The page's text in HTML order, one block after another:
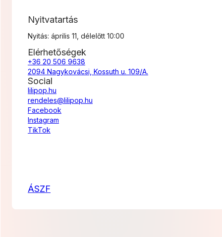
Nyitvatartás
Nyitás: április 11, délelőtt 10:00
Elérhetőségek
+36 20 506 9638
2094 Nagykovácsi, Kossuth u. 109/A.
Social
lilipop.hu
rendeles@lilipop.hu
Facebook
Instagram
TikTok
ÁSZF